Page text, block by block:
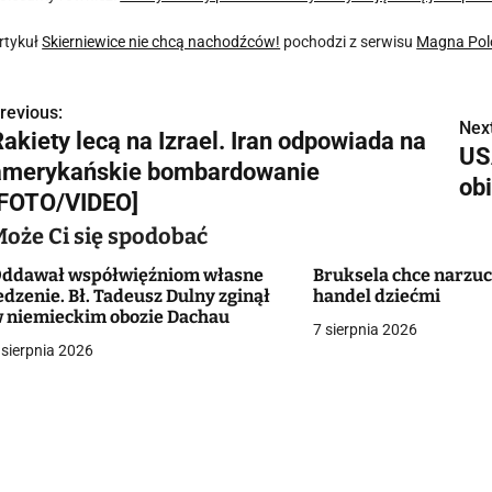
Skierniewice nie chcą nachodźców! pochodzi z serwisu Magna
lecą na Izrael. Iran odpowiada na
bombardowanie
VIDEO]
Ci się spodobać
współwięźniom własne
Bł. Tadeusz Dulny zginął
niemieckim obozie Dachau
2026
Bruksela chce
handel dziećmi
7 sierpnia 2026